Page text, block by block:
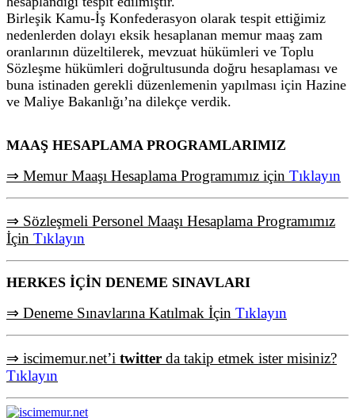
Birleşik Kamu-İş Konfederasyon olarak tespit ettiğimiz
nedenlerden dolayı eksik hesaplanan memur maaş zam
oranlarının düzeltilerek, mevzuat hükümleri ve Toplu
Sözleşme hükümleri doğrultusunda doğru hesaplaması ve
buna istinaden gerekli düzenlemenin yapılması için Hazine
ve Maliye Bakanlığı’na dilekçe verdik.
MAAŞ HESAPLAMA PROGRAMLARIMIZ
⇒ Memur Maaşı Hesaplama Programımız için Tıklayın
⇒ Sözleşmeli Personel Maaşı Hesaplama Programımız
İçin Tıklayın
HERKES İÇİN DENEME SINAVLARI
⇒ Deneme Sınavlarına Katılmak İçin Tıklayın
⇒ iscimemur.net’i twitter da takip etmek ister misiniz?
Tıklayın